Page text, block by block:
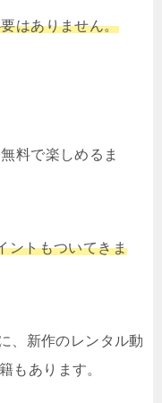
はありません。
料で楽しめるま
ントもついてきま
、新作のレンタル動
もあります。